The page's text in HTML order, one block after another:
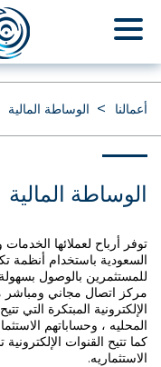
إلى
المحتوى
الرئيسي
أعمالنا الوساطة المالية
الوساطة المالية
توفر أرباح لعملائها
السعودية باستخدام أنظمة
للمستثمرين بالوصول
مركز اتصال مجاني ومباشر
الإلكترونية المبتكرة التي
المحليه ، وحساباتهم
كما تتيح القنوات
الاستثماريه.